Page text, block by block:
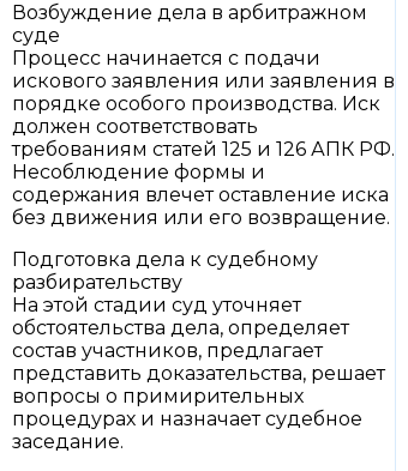
Возбуждение дела в арбитражном
суде
Процесс начинается с подачи
искового заявления или заявления в
порядке особого производства. Иск
должен соответствовать
требованиям статей 125 и 126 АПК РФ.
Несоблюдение формы и
содержания влечет оставление иска
без движения или его возвращение.
Подготовка дела к судебному
разбирательству
На этой стадии суд уточняет
обстоятельства дела, определяет
состав участников, предлагает
представить доказательства, решает
вопросы о примирительных
процедурах и назначает судебное
заседание.